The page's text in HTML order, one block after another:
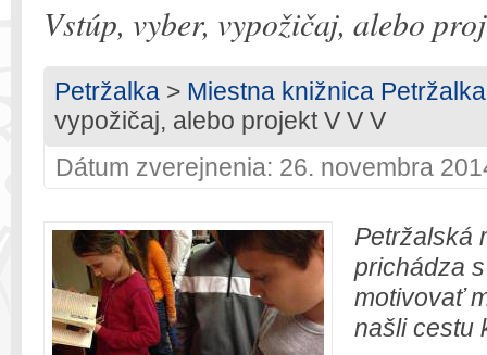
Vstúp, vyber, vypožičaj, alebo
Petržalka > Miestna knižnica Petržalka
vypožičaj, alebo projekt V V V
Dátum zverejnenia: 26. novembra
Petržalská
prichádza
motivovať
našli cestu